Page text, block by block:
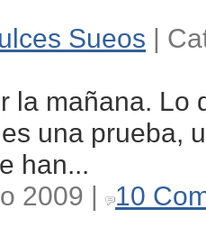
Sueos |
la mañana. Lo
una prueba,
han...
2009 |
10